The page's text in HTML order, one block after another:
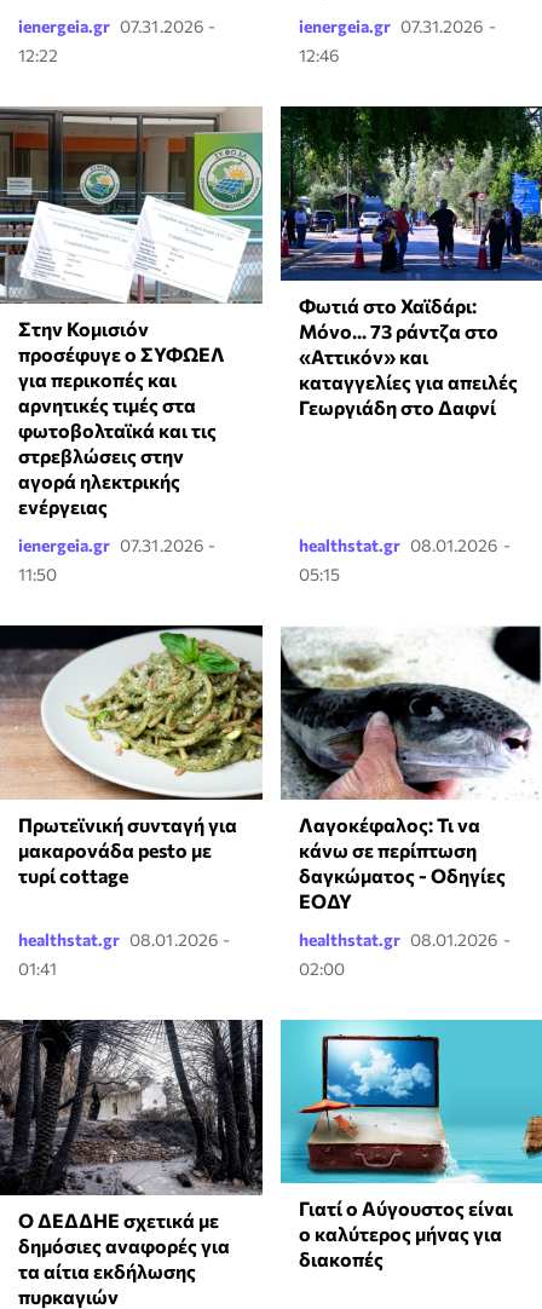
ienergeia.gr 07.31.2026 -
12:22
ienergeia.gr 07.31.2026 -
12:46
Στην Κομισιόν
προσέφυγε ο ΣΥΦΩΕΛ
για περικοπές και
αρνητικές τιμές στα
φωτοβολταϊκά και τις
στρεβλώσεις στην
αγορά ηλεκτρικής
ενέργειας
ienergeia.gr 07.31.2026 -
11:50
Φωτιά στο Χαϊδάρι:
Μόνο... 73 ράντζα στο
«Αττικόν» και
καταγγελίες για απειλές
Γεωργιάδη στο Δαφνί
healthstat.gr 08.01.2026 -
05:15
Πρωτεϊνική συνταγή για
μακαρονάδα pesto με
τυρί cottage
healthstat.gr 08.01.2026 -
01:41
Λαγοκέφαλος: Τι να
κάνω σε περίπτωση
δαγκώματος - Οδηγίες
ΕΟΔΥ
healthstat.gr 08.01.2026 -
02:00
Ο ΔΕΔΔΗΕ σχετικά με
δημόσιες αναφορές για
τα αίτια εκδήλωσης
πυρκαγιών
Γιατί ο Αύγουστος είναι
ο καλύτερος μήνας για
διακοπές